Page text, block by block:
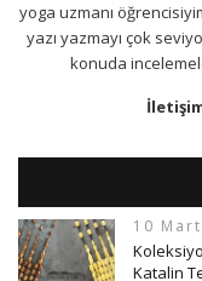
yoga uzmanı
yazı yazmayı çok
konuda
10
Katalin